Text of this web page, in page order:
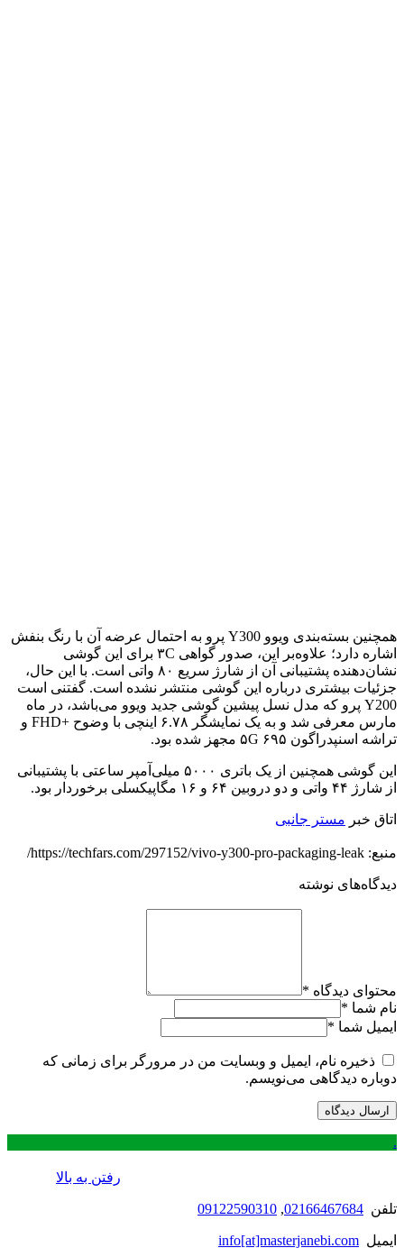
همچنین بسته‌بندی ویوو Y300 پرو به احتمال عرضه آن با رنگ بنفش
اشاره دارد؛ علاوه‌بر این، صدور گواهی ۳C برای این گوشی
نشان‌دهنده پشتیبانی آن از شارژ سریع ۸۰ واتی است. با این حال،
جزئیات بیشتری درباره این گوشی منتشر نشده است. گفتنی است
Y200 پرو که مدل نسل پیشین گوشی جدید ویوو می‌باشد، در ماه
مارس معرفی شد و به یک نمایشگر ۶.۷۸ اینچی با وضوح +FHD و
تراشه اسنپدراگون ۶۹۵ ۵G مجهز شده بود.
این گوشی همچنین از یک باتری ۵۰۰۰ میلی‌آمپر ساعتی با پشتیبانی
از شارژ ۴۴ واتی و دو دروبین ۶۴ و ۱۶ مگاپیکسلی برخوردار بود.
اتاق خبر مستر جانبی
منبع: https://techfars.com/297152/vivo-y300-pro-packaging-leak/
دیدگاه‌های نوشته
محتوای دیدگاه *
نام شما *
ایمیل شما *
ذخیره نام، ایمیل و وبسایت من در مرورگر برای زمانی که
دوباره دیدگاهی می‌نویسم.
.
رفتن به بالا
تلفن 02166467684
,
09122590310
ایمیل info[at]masterjanebi.com